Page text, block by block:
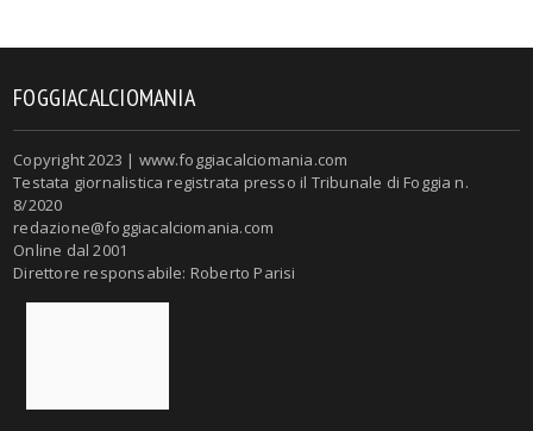
FOGGIACALCIOMANIA
Copyright 2023 | www.foggiacalciomania.com
Testata giornalistica registrata presso il Tribunale di Foggia n.
8/2020
redazione@foggiacalciomania.com
Online dal 2001
Direttore responsabile: Roberto Parisi